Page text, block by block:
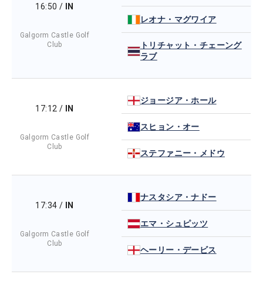
16:50 / IN
Galgorm Castle Golf
Club
レオナ・マグワイア
トリチャット・チェーング
ラブ
17:12 / IN
Galgorm Castle Golf
Club
ジョージア・ホール
スヒョン・オー
ステファニー・メドウ
17:34 / IN
Galgorm Castle Golf
Club
ナスタシア・ナドー
エマ・シュピッツ
ヘーリー・デービス